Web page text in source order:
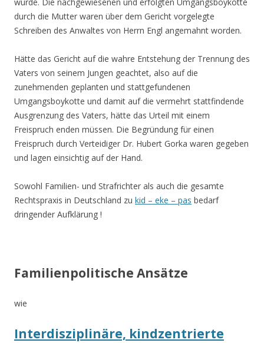
durch die Mutter waren über dem Gericht vorgelegte
Schreiben des Anwaltes von Herrn Engl angemahnt worden.
Hätte das Gericht auf die wahre Entstehung der Trennung des
Vaters von seinem Jungen geachtet, also auf die
zunehmenden geplanten und stattgefundenen
Umgangsboykotte und damit auf die vermehrt stattfindende
Ausgrenzung des Vaters, hätte das Urteil mit einem
Freispruch enden müssen. Die Begründung für einen
Freispruch durch Verteidiger Dr. Hubert Gorka waren gegeben
und lagen einsichtig auf der Hand.
Sowohl Familien- und Strafrichter als auch die gesamte
Rechtspraxis in Deutschland zu kid – eke – pas bedarf
dringender Aufklärung !
Familienpolitische Ansätze
wie
Interdisziplinäre, kindzentrierte